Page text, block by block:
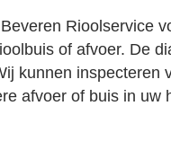
Rioolservice
of afvoer. De
kunnen inspecteren
afvoer of buis in uw